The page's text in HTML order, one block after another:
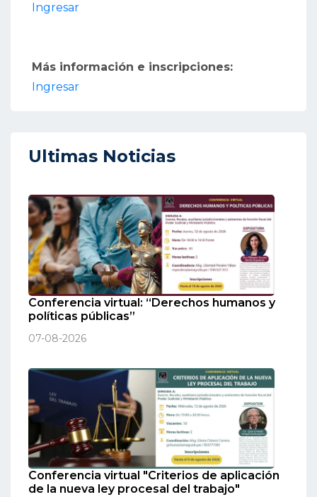
Ingresar
Más información e inscripciones:
Ingresar
Ultimas Noticias
Conferencia virtual: “Derechos humanos y
políticas públicas”
07-08-2026
Conferencia virtual "Criterios de aplicación
de la nueva ley procesal del trabajo"